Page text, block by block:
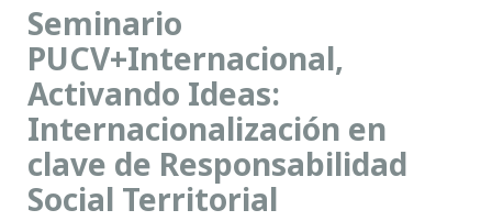
Seminario
PUCV+Internacional,
Activando Ideas:
Internacionalización en
clave de Responsabilidad
Social Territorial